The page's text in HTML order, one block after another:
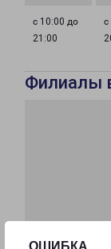
ОШИБКА
с 10:00 до
21:00
с
Филиалы